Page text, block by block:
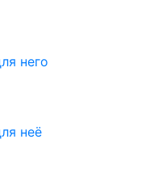
него
неё